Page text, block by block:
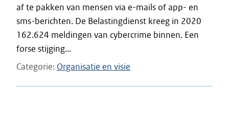
af te pakken van mensen via e-mails of app- en
sms-berichten. De Belastingdienst kreeg in 2020
162.624 meldingen van cybercrime binnen. Een
forse stijging...
Categorie Organisatie en visie